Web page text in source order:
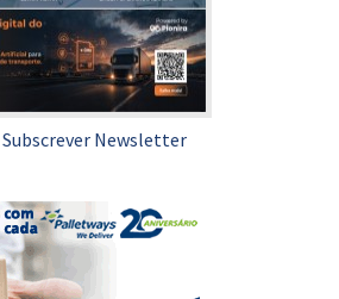
Subscrever Newsletter